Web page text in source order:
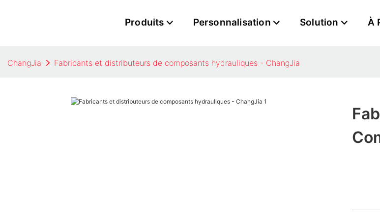
Produits Personnalisation Solution À
ChangJia Fabricants et distributeurs de composants hydrauliques - ChangJia